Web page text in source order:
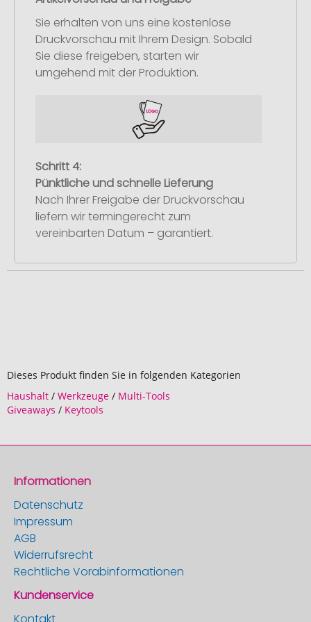
Sie erhalten von uns eine kostenlose
Druckvorschau mit Ihrem Design. Sobald
Sie diese freigeben, starten wir
umgehend mit der Produktion.
Schritt 4:
Pünktliche und schnelle Lieferung
Nach Ihrer Freigabe der Druckvorschau
liefern wir termingerecht zum
vereinbarten Datum – garantiert.
Dieses Produkt finden Sie in folgenden Kategorien
Haushalt / Werkzeuge / Multi-Tools
Giveaways / Keytools
Informationen
Datenschutz
Impressum
AGB
Widerrufsrecht
Rechtliche Vorabinformationen
Kundenservice